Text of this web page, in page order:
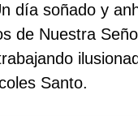
día soñado y
de Nuestra
Santo.